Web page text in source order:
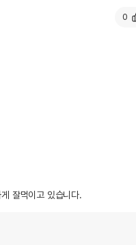
잘먹이고 있습니다.
0